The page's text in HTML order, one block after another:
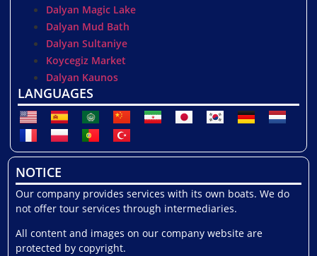
Dalyan Magic Lake
Dalyan Mud Bath
Dalyan Sultaniye
Koycegiz Market
Dalyan Kaunos
LANGUAGES
NOTICE
Our company provides services with its own boats. We do
not offer tour services through intermediaries.
All content and images on our company website are
protected by copyright.